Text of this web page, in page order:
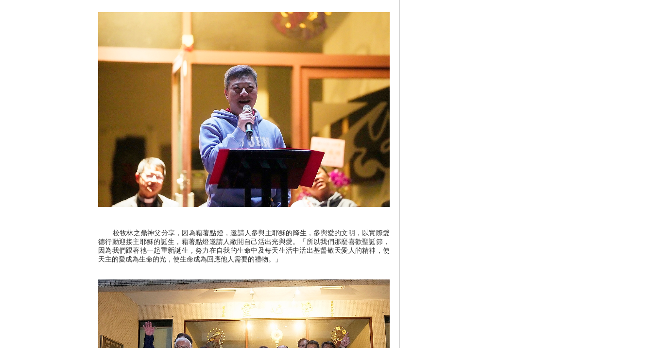
校牧林之鼎神父分享，因為藉著點燈，邀請人參與主耶穌的降生，參與愛的文明，以實際愛
德行動迎接主耶穌的誕生，藉著點燈邀請人敞開自己活出光與愛。「所以我們那麼喜歡聖誕節，
因為我們跟著祂一起重新誕生，努力在自我的生命中及每天生活中活出基督敬天愛人的精神，使
天主的愛成為生命的光，使生命成為回應他人需要的禮物。」